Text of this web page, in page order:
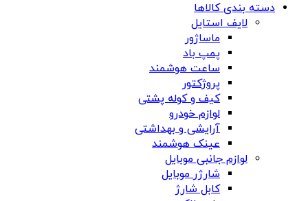
دسته بندی کالاها
لایف استایل
ماساژور
پمپ باد
ساعت هوشمند
پروژکتور
کیف و کوله پشتی
لوازم خودرو
آرایشی و بهداشتی
عینک هوشمند
لوازم جانبی موبایل
شارژر موبایل
کابل شارژ